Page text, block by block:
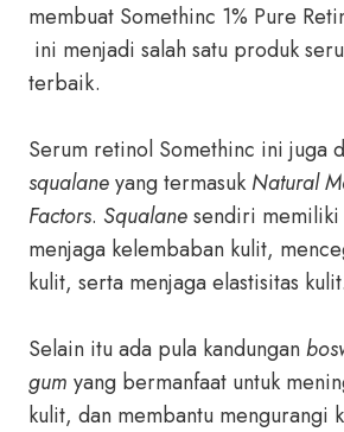
membuat Somethinc 1% Pure
ini menjadi salah satu produk
terbaik.
Serum retinol Somethinc ini juga
squalaneyang termasuk Natural
Factors. Squalanesendiri memiliki
menjaga kelembaban kulit,
kulit, serta menjaga elastisitas kulit.
Selain itu ada pula kandungan
gum yang bermanfaat untuk
kulit, dan membantu mengurangi